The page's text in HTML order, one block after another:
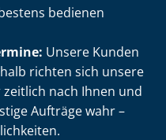
bedienen
Unsere Kunden
richten sich unsere
nach Ihnen und
Aufträge wahr –